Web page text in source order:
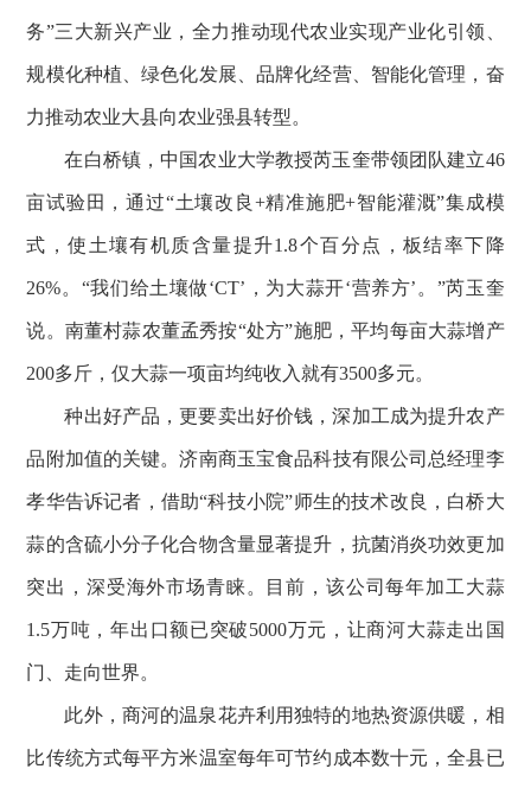
务”三大新兴产业，全力推动现代农业实现产业化引领、
规模化种植、绿色化发展、品牌化经营、智能化管理，奋
力推动农业大县向农业强县转型。
在白桥镇，中国农业大学教授芮玉奎带领团队建立46
亩试验田，通过“土壤改良+精准施肥+智能灌溉”集成模
式，使土壤有机质含量提升1.8个百分点，板结率下降
26%。“我们给土壤做‘CT’，为大蒜开‘营养方’。”芮玉奎
说。南董村蒜农董孟秀按“处方”施肥，平均每亩大蒜增产
200多斤，仅大蒜一项亩均纯收入就有3500多元。
种出好产品，更要卖出好价钱，深加工成为提升农产
品附加值的关键。济南商玉宝食品科技有限公司总经理李
孝华告诉记者，借助“科技小院”师生的技术改良，白桥大
蒜的含硫小分子化合物含量显著提升，抗菌消炎功效更加
突出，深受海外市场青睐。目前，该公司每年加工大蒜
1.5万吨，年出口额已突破5000万元，让商河大蒜走出国
门、走向世界。
此外，商河的温泉花卉利用独特的地热资源供暖，相
比传统方式每平方米温室每年可节约成本数十元，全县已